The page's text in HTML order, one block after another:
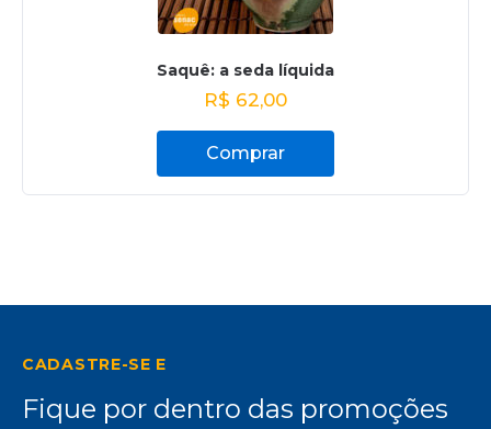
Saquê: a seda líquida
R$ 62,00
Comprar
CADASTRE-SE E
Fique por dentro das promoções